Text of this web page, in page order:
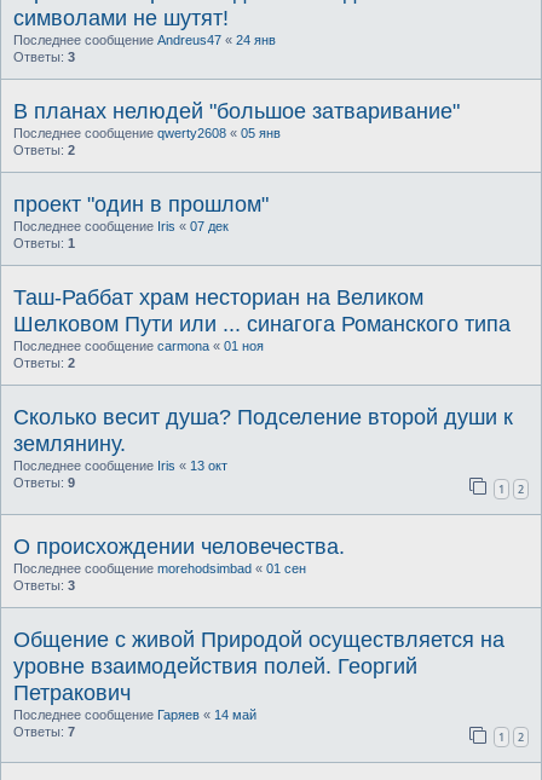
символами не шутят!
Последнее сообщение Andreus47 « 24 янв
Ответы: 3
В планах нелюдей "большое затваривание"
Последнее сообщение qwerty2608 « 05 янв
Ответы: 2
проект "один в прошлом"
Последнее сообщение Iris « 07 дек
Ответы: 1
Таш-Раббат храм несториан на Великом
Шелковом Пути или ... синагога Романского типа
Последнее сообщение carmona « 01 ноя
Ответы: 2
Сколько весит душа? Подселение второй души к
землянину.
Последнее сообщение Iris « 13 окт
Ответы: 9 1 2
О происхождении человечества.
Последнее сообщение morehodsimbad « 01 сен
Ответы: 3
Общение с живой Природой осуществляется на
уровне взаимодействия полей. Георгий
Петракович
Последнее сообщение Гаряев « 14 май
Ответы: 7 1 2